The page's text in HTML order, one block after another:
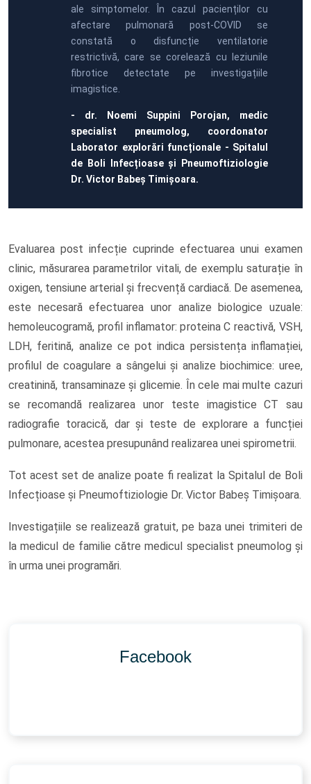
ale simptomelor. În cazul pacienților cu
afectare pulmonară post-COVID se
constată o disfuncție ventilatorie
restrictivă, care se corelează cu leziunile
fibrotice detectate pe investigațiile
imagistice.
- dr. Noemi Suppini Porojan, medic
specialist pneumolog, coordonator
Laborator explorări funcționale - Spitalul
de Boli Infecțioase și Pneumoftiziologie
Dr. Victor Babeș Timișoara.
Evaluarea post infecție cuprinde efectuarea unui examen
clinic, măsurarea parametrilor vitali, de exemplu saturație în
oxigen, tensiune arterial și frecvență cardiacă. De asemenea,
este necesară efectuarea unor analize biologice uzuale:
hemoleucogramă, profil inflamator: proteina C reactivă, VSH,
LDH, feritină, analize ce pot indica persistența inflamației,
profilul de coagulare a sângelui și analize biochimice: uree,
creatinină, transaminaze și glicemie. În cele mai multe cazuri
se recomandă realizarea unor teste imagistice CT sau
radiografie toracică, dar și teste de explorare a funcției
pulmonare, acestea presupunând realizarea unei spirometrii.
Tot acest set de analize poate fi realizat la Spitalul de Boli
Infecțioase și Pneumoftiziologie Dr. Victor Babeș Timișoara.
Investigațiile se realizează gratuit, pe baza unei trimiteri de
la medicul de familie către medicul specialist pneumolog și
în urma unei programări.
Facebook